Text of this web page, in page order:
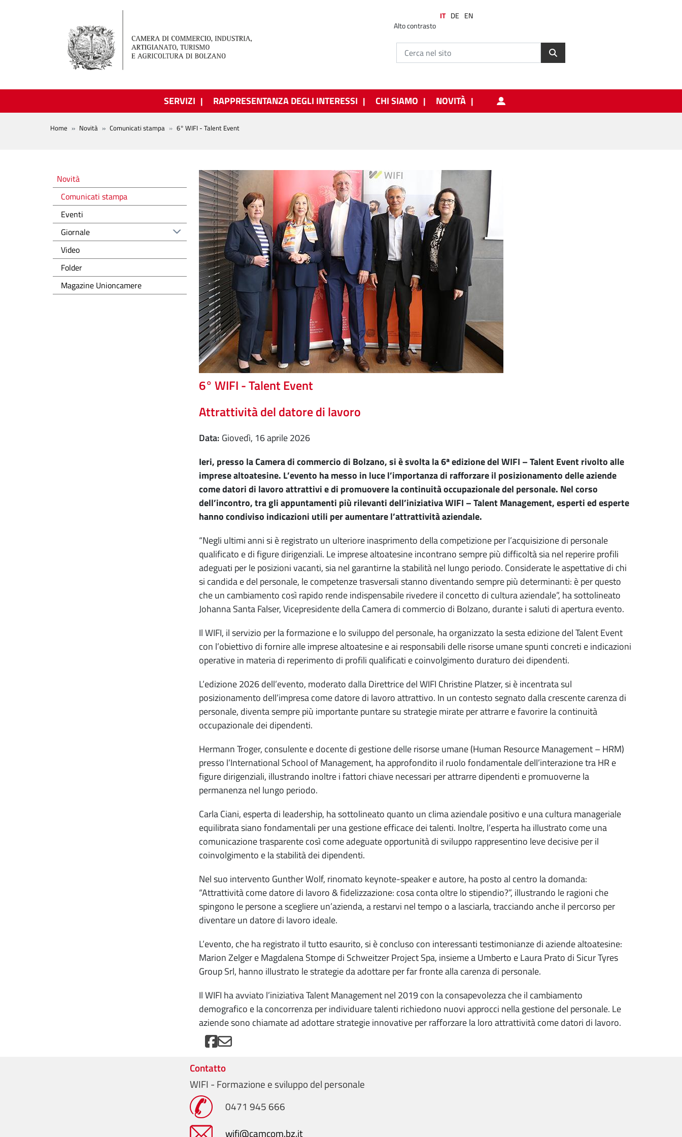
Alto contrasto
IT DE EN
SERVIZI RAPPRESENTANZA DEGLI INTERESSI CHI SIAMO NOVITÀ
BREADCRUMB
Home Novità Comunicati stampa 6° WIFI - Talent Event
6° WIFI - Talent Event
Attrattività del datore di lavoro
Data
giovedì, 16 aprile 2026
Ieri, presso la Camera di commercio di Bolzano, si è svolta la 6ª edizione del WIFI – Talent Event rivolto alle
imprese altoatesine. L’evento ha messo in luce l’importanza di rafforzare il posizionamento delle aziende
come datori di lavoro attrattivi e di promuovere la continuità occupazionale del personale. Nel corso
dell’incontro, tra gli appuntamenti più rilevanti dell’iniziativa WIFI – Talent Management, esperti ed esperte
hanno condiviso indicazioni utili per aumentare l’attrattività aziendale.
“Negli ultimi anni si è registrato un ulteriore inasprimento della competizione per l’acquisizione di personale
qualificato e di figure dirigenziali. Le imprese altoatesine incontrano sempre più difficoltà sia nel reperire profili
adeguati per le posizioni vacanti, sia nel garantirne la stabilità nel lungo periodo. Considerate le aspettative di chi
si candida e del personale, le competenze trasversali stanno diventando sempre più determinanti: è per questo
che un cambiamento così rapido rende indispensabile rivedere il concetto di cultura aziendale”, ha sottolineato
Johanna Santa Falser, Vicepresidente della Camera di commercio di Bolzano, durante i saluti di apertura evento.
Il WIFI, il servizio per la formazione e lo sviluppo del personale, ha organizzato la sesta edizione del Talent Event
con l’obiettivo di fornire alle imprese altoatesine e ai responsabili delle risorse umane spunti concreti e indicazioni
operative in materia di reperimento di profili qualificati e coinvolgimento duraturo dei dipendenti.
L’edizione 2026 dell’evento, moderato dalla Direttrice del WIFI Christine Platzer, si è incentrata sul
posizionamento dell’impresa come datore di lavoro attrattivo. In un contesto segnato dalla crescente carenza di
personale, diventa sempre più importante puntare su strategie mirate per attrarre e favorire la continuità
occupazionale dei dipendenti.
Hermann Troger, consulente e docente di gestione delle risorse umane (Human Resource Management – HRM)
presso l’International School of Management, ha approfondito il ruolo fondamentale dell’interazione tra HR e
figure dirigenziali, illustrando inoltre i fattori chiave necessari per attrarre dipendenti e promuoverne la
permanenza nel lungo periodo.
Carla Ciani, esperta di leadership, ha sottolineato quanto un clima aziendale positivo e una cultura manageriale
equilibrata siano fondamentali per una gestione efficace dei talenti. Inoltre, l’esperta ha illustrato come una
comunicazione trasparente così come adeguate opportunità di sviluppo rappresentino leve decisive per il
coinvolgimento e la stabilità dei dipendenti.
Nel suo intervento Gunther Wolf, rinomato keynote-speaker e autore, ha posto al centro la domanda:
“Attrattività come datore di lavoro & fidelizzazione: cosa conta oltre lo stipendio?”, illustrando le ragioni che
spingono le persone a scegliere un’azienda, a restarvi nel tempo o a lasciarla, tracciando anche il percorso per
diventare un datore di lavoro ideale.
L’evento, che ha registrato il tutto esaurito, si è concluso con interessanti testimonianze di aziende altoatesine:
Marion Zelger e Magdalena Stompe di Schweitzer Project Spa, insieme a Umberto e Laura Prato di Sicur Tyres
Group Srl, hanno illustrato le strategie da adottare per far fronte alla carenza di personale.
Il WIFI ha avviato l’iniziativa Talent Management nel 2019 con la consapevolezza che il cambiamento
demografico e la concorrenza per individuare talenti richiedono nuovi approcci nella gestione del personale. Le
aziende sono chiamate ad adottare strategie innovative per rafforzare la loro attrattività come datori di lavoro.
Novità
Novità
Comunicati stampa
Eventi
Giornale
Video
Folder
Magazine Unioncamere
Contatto
WIFI - Formazione e sviluppo del personale
0471 945 666
wifi@camcom.bz.it